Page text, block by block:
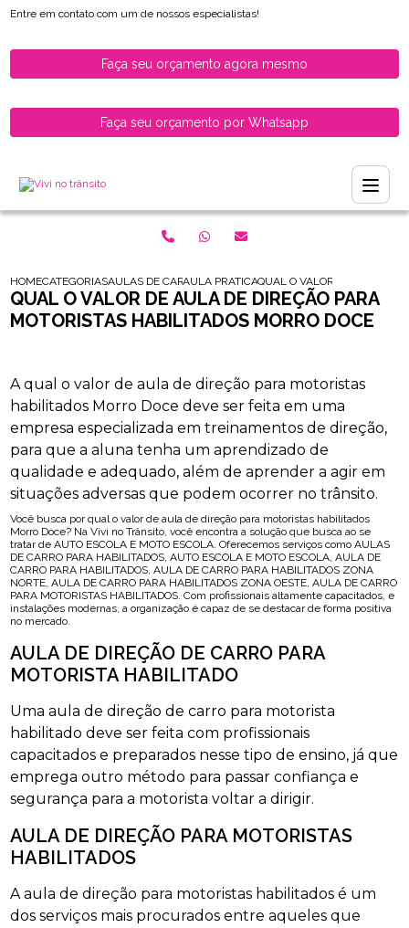
Entre em contato com um de nossos especialistas!
Faça seu orçamento agora mesmo
Faça seu orçamento por Whatsapp
HOMECATEGORIASAULAS DE CARRO PARA HABILITADOS
AULA PRATICA DE CARROQUAL O VALOR DE AULA DE
QUAL O VALOR DE AULA DE DIREÇÃO PARA
MOTORISTAS HABILITADOS MORRO DOCE
A qual o valor de aula de direção para motoristas
habilitados Morro Doce deve ser feita em uma
empresa especializada em treinamentos de direção,
para que a aluna tenha um aprendizado de
qualidade e adequado, além de aprender a agir em
situações adversas que podem ocorrer no trânsito.
Você busca por qual o valor de aula de direção para motoristas habilitados
Morro Doce? Na Vivi no Trânsito, você encontra a solução que busca ao se
tratar de AUTO ESCOLA E MOTO ESCOLA. Oferecemos serviços como AULAS
DE CARRO PARA HABILITADOS, AUTO ESCOLA E MOTO ESCOLA, AULA DE
CARRO PARA HABILITADOS, AULA DE CARRO PARA HABILITADOS ZONA
NORTE, AULA DE CARRO PARA HABILITADOS ZONA OESTE, AULA DE CARRO
PARA MOTORISTAS HABILITADOS. Com profissionais altamente capacitados, e
instalações modernas, a organização é capaz de se destacar de forma positiva
no mercado.
AULA DE DIREÇÃO DE CARRO PARA
MOTORISTA HABILITADO
Uma aula de direção de carro para motorista
habilitado deve ser feita com profissionais
capacitados e preparados nesse tipo de ensino, já que
emprega outro método para passar confiança e
segurança para a motorista voltar a dirigir.
AULA DE DIREÇÃO PARA MOTORISTAS
HABILITADOS
A aula de direção para motoristas habilitados é um
dos serviços mais procurados entre aqueles que